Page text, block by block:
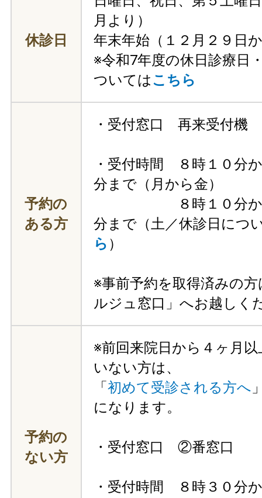
休診日
月より）
年末年始（１２月２９日
※令和7年度の休日診療日
ついてはこちら
予約の
ある方
・受付窓口 再来受付機
・受付時間 ８時１０分
分まで（月から金）
８時１０分から
分まで（土／休診日につ
ら ）
※事前予約を取得済みの
ルジュ窓口」へお越しく
予約の
ない方
※前回来院日から４ヶ月
いない方は、
「 初めて受診される方へ
になります。
・受付窓口 ②番窓口
・受付時間 ８時３０分